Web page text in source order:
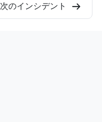
次のインシデント